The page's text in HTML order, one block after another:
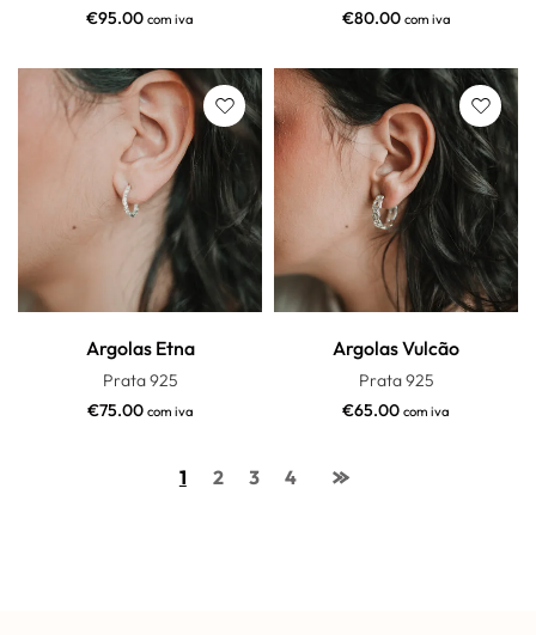
€95.00 com iva
€80.00 com iva
Argolas Etna
Prata 925
€75.00 com iva
Argolas Vulcão
Prata 925
€65.00 com iva
1 2 3 4